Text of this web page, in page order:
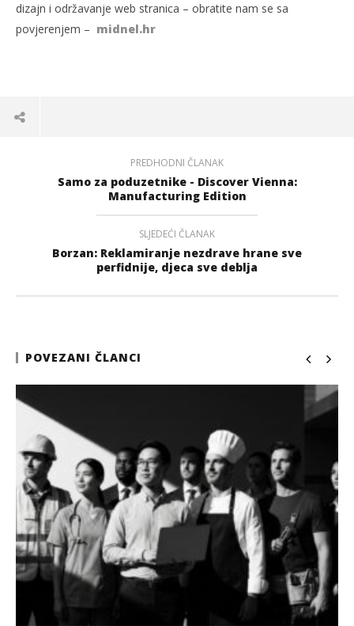
dizajn i održavanje web stranica – obratite nam se sa
povjerenjem – midnel.hr
PREDHODNI ČLANAK
Samo za poduzetnike - Discover Vienna:
Manufacturing Edition
SLJEDEĆI ČLANAK
Borzan: Reklamiranje nezdrave hrane sve
perfidnije, djeca sve deblja
POVEZANI ČLANCI